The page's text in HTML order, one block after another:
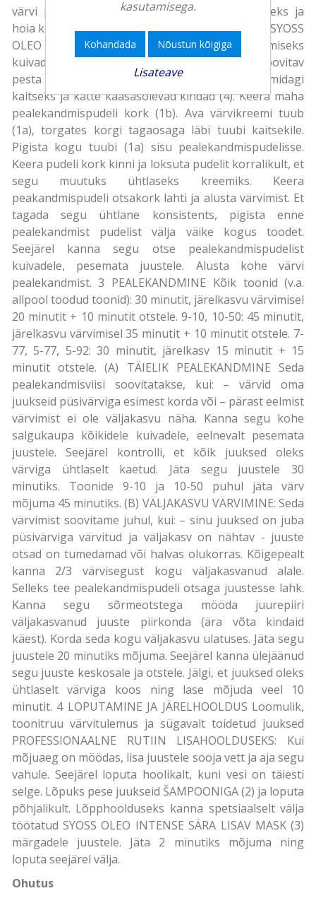
värvi pealekandmist pane riietele midagi kaitseks ja
hoia kell läheduses, et saaksid jälgida mõjuaega. SYOSS
OLEO INTENSE värv on mõeldud kasutamiseks
kuivadel, pesemata juustel. Juukseid ei ole soovitav
pesta 24-48h enne värvimist. Pane riietele midagi
kaitseks ja kätte kaasasolevad kindad (4). Keera maha
pealekandmispudeli kork (1b). Ava värvikreemi tuub
(1a), torgates korgi tagaosaga läbi tuubi kaitsekile.
Pigista kogu tuubi (1a) sisu pealekandmispudelisse.
Keera pudeli kork kinni ja loksuta pudelit korralikult, et
segu muutuks ühtlaseks kreemiks. Keera
peakandmispudeli otsakork lahti ja alusta värvimist. Et
tagada segu ühtlane konsistents, pigista enne
pealekandmist pudelist välja väike kogus toodet.
Seejärel kanna segu otse pealekandmispudelist
kuivadele, pesemata juustele. Alusta kohe värvi
pealekandmist. 3 PEALEKANDMINE Kõik toonid (v.a.
allpool toodud toonid): 30 minutit, järelkasvu värvimisel
20 minutit + 10 minutit otstele. 9-10, 10-50: 45 minutit,
järelkasvu värvimisel 35 minutit + 10 minutit otstele. 7-
77, 5-77, 5-92: 30 minutit, järelkasv 15 minutit + 15
minutit otstele. (A) TÄIELIK PEALEKANDMINE Seda
pealekandmisviisi soovitatakse, kui: – värvid oma
juukseid püsivärviga esimest korda või – pärast eelmist
värvimist ei ole väljakasvu näha. Kanna segu kohe
salgukaupa kõikidele kuivadele, eelnevalt pesemata
juustele. Seejärel kontrolli, et kõik juuksed oleks
värviga ühtlaselt kaetud. Jäta segu juustele 30
minutiks. Toonide 9-10 ja 10-50 puhul jäta värv
mõjuma 45 minutiks. (B) VÄLJAKASVU VÄRVIMINE: Seda
värvimist soovitame juhul, kui: – sinu juuksed on juba
püsivärviga värvitud ja väljakasv on nähtav - juuste
otsad on tumedamad või halvas olukorras. Kõigepealt
kanna 2/3 värvisegust kogu väljakasvanud alale.
Selleks tee pealekandmispudeli otsaga juustesse lahk.
Kanna segu sõrmeotstega mööda juurepiiri
väljakasvanud juuste piirkonda (ära võta kindaid
käest). Korda seda kogu väljakasvu ulatuses. Jäta segu
juustele 20 minutiks mõjuma. Seejärel kanna ülejäänud
segu juuste keskosale ja otstele. Jälgi, et juuksed oleks
ühtlaselt värviga koos ning lase mõjuda veel 10
minutit. 4 LOPUTAMINE JA JÄRELHOOLDUS Loomulik,
toonitruu värvitulemus ja sügavalt toidetud juuksed
PROFESSIONAALNE RUTIIN LISAHOOLDUSEKS: Kui
mõjuaeg on möödas, lisa juustele sooja vett ja aja segu
vahule. Seejärel loputa hoolikalt, kuni vesi on täiesti
selge. Lõpuks pese juukseid ŠAMPOONIGA (2) ja loputa
põhjalikult. Lõpphoolduseks kanna spetsiaalselt välja
töötatud SYOSS OLEO INTENSE SÄRA LISAV MASK (3)
märgadele juustele. Jäta 2 minutiks mõjuma ning
loputa seejärel välja.
Ohutus
kasutamisega.
Kohandada Nõustun kõigiga
Lisateave